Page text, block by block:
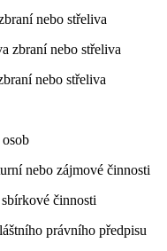
nebo střeliva
zbraní nebo střeliva
nebo střeliva
nebo zájmové činnosti
činnosti
právního předpisu